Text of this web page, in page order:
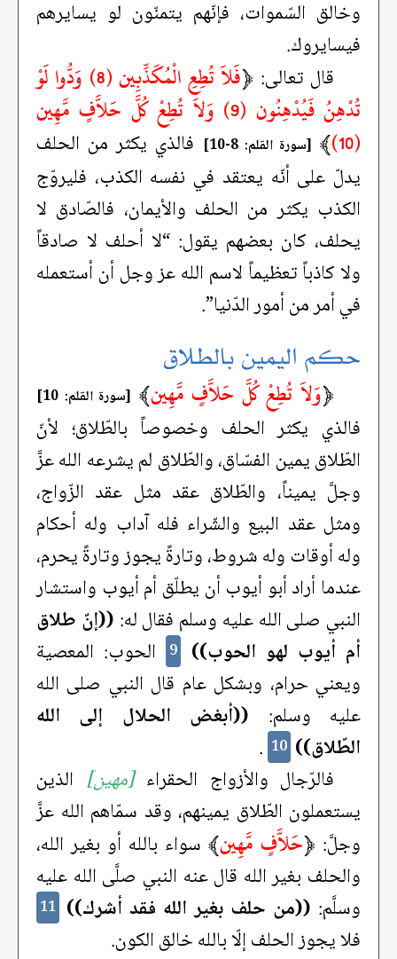
وخالق السّموات، فإنّهم يتمنّون لو يسايرهم
فيسايروك.
قال تعالى: ﴿
فَلاَ تُطِعِ الْمُكَذِّبِين (8) وَدُّوا لَوْ
تُدْهِنُ فَيُدْهِنُون (9) وَلاَ تُطِعْ كُلَّ حَلاَّفٍ مَّهِين
(10)
﴾ [سورة القلم: 8-10]
فالذي يكثر من الحلف
يدلّ على أنّه يعتقد في نفسه الكذب، فليروّج
الكذب يكثر من الحلف والأيمان، فالصّادق لا
يحلف، كان بعضهم يقول: “لا أحلف لا صادقاً
ولا كاذباً تعظيماً لاسم الله عز وجل أن أستعمله
في أمر من أمور الدّنيا”.
حكم اليمين بالطلاق
﴿وَلاَ تُطِعْ كُلَّ حَلاَّفٍ مَّهِين﴾ [سورة القلم: 10]
فالذي يكثر الحلف وخصوصاً بالطّلاق؛ لأنّ
الطّلاق يمين الفسّاق، والطّلاق لم يشرعه الله عزَّ
وجلَّ يميناً، والطّلاق عقد مثل عقد الزّواج،
ومثل عقد البيع والشّراء فله آداب وله أحكام
وله أوقات وله شروط، وتارةً يجوز وتارةً يحرم،
عندما أراد أبو أيوب أن يطلّق أم أيوب واستشار
النبي صلى الله عليه وسلم فقال له: ((إنّ طلاق
أم أيوب لهو الحوب))
9
الحوب: المعصية
ويعني حرام، وبشكل عام قال النبي صلى الله
عليه وسلم: ((أبغض الحلال إلى الله
الطّلاق)) 10
.
فالرّجال والأزواج الحقراء[مهين] الذين
يستعملون الطّلاق يمينهم، وقد سمّاهم الله عزَّ
وجلَّ: ﴿حَلاَّفٍ مَّهِين﴾ سواء بالله أو بغير الله،
والحلف بغير الله قال عنه النبي صلَّى الله عليه
وسلَّم: ((من حلف بغير الله فقد أشرك)) 11
فلا يجوز الحلف إلّا بالله خالق الكون.